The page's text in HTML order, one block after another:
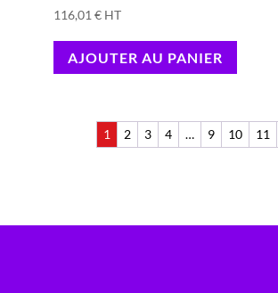
116,01€ HT
AJOUTER AU PANIER
1 2 3 4 … 9 10 11